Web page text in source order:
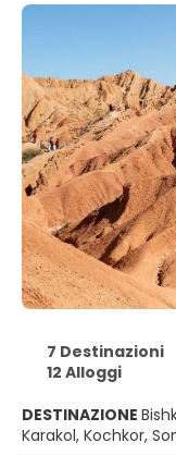
7 Destinazioni
12 Alloggi
DESTINAZIONE
Karakol, Kochkor,